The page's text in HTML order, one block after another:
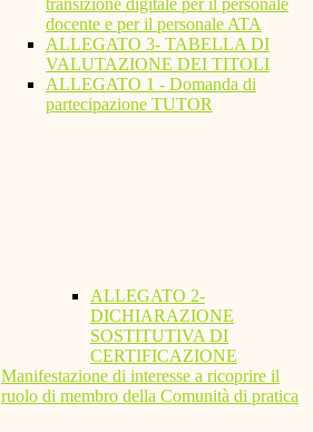
transizione digitale per il personale
docente e per il personale ATA
ALLEGATO 3- TABELLA DI
VALUTAZIONE DEI TITOLI
ALLEGATO 1 - Domanda di
partecipazione TUTOR
ALLEGATO 2-
DICHIARAZIONE
SOSTITUTIVA DI
CERTIFICAZIONE
Manifestazione di interesse a ricoprire il
ruolo di membro della Comunità di pratica